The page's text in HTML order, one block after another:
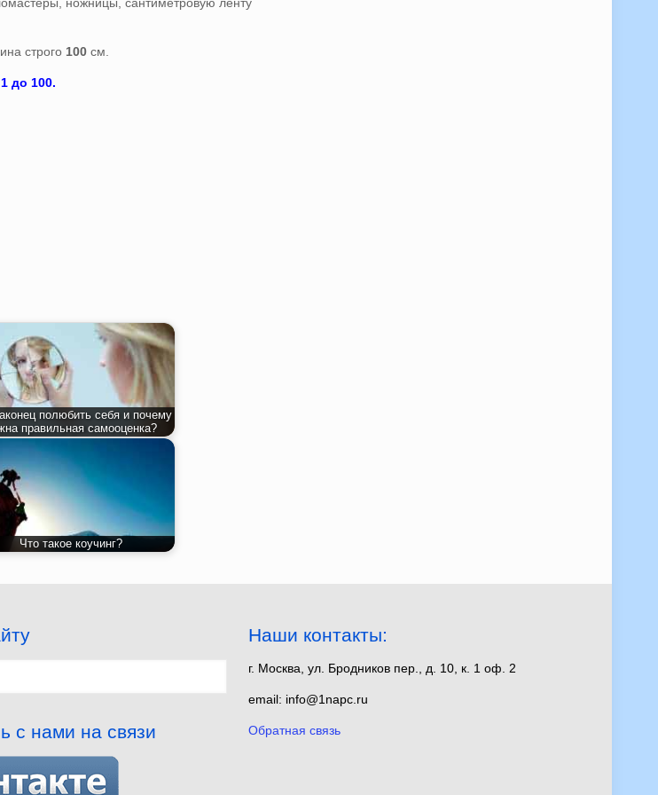
ножницы, сантиметровую ленту
строго 100см.
до 100.
полюбить себя и почему
правильная самооценка?
Что такое коучинг?
с нами на связи
Наши контакты:
г. Москва, ул. Бродников пер., д. 10, к. 1 оф. 2
email: info@1napc.ru
Обратная связь